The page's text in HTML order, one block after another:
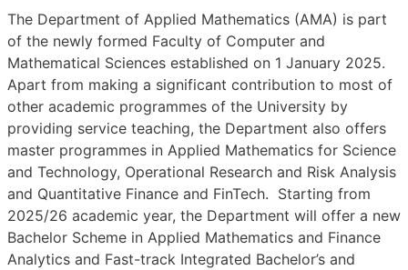
The Department of Applied Mathematics (AMA) is part
of the newly formed Faculty of Computer and
Mathematical Sciences established on 1 January 2025.
Apart from making a significant contribution to most of
other academic programmes of the University by
providing service teaching, the Department also offers
master programmes in Applied Mathematics for Science
and Technology, Operational Research and Risk Analysis
and Quantitative Finance and FinTech. Starting from
2025/26 academic year, the Department will offer a new
Bachelor Scheme in Applied Mathematics and Finance
Analytics and Fast-track Integrated Bachelor’s and